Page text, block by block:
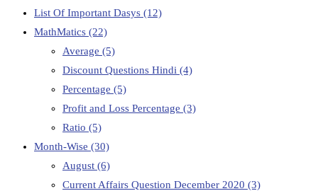
List Of Important Dasys (12)
MathMatics (22)
Average (5)
Discount Questions Hindi (4)
Percentage (5)
Profit and Loss Percentage (3)
Ratio (5)
Month-Wise (30)
August (6)
Current Affairs Question December 2020 (3)